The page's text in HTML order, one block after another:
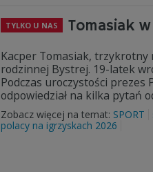
TYLKO U NAS Tomasiak
Kacper Tomasiak, trzykrotny
rodzinnej Bystrej. 19-latek
Podczas uroczystości prezes
odpowiedział na kilka pytań
Zobacz więcej na temat: SPORT
polacy na igrzyskach 2026